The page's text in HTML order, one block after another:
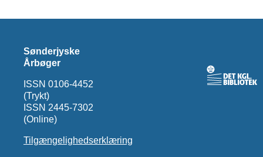
Sønderjyske
Årbøger
ISSN 0106-4452
(Trykt)
ISSN 2445-7302
(Online)
Tilgængelighedserklæring